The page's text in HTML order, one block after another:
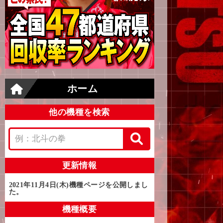
ホーム
他の機種を検索
更新情報
2021年11月4日(木)機種ページを公開しまし
た。
機種概要